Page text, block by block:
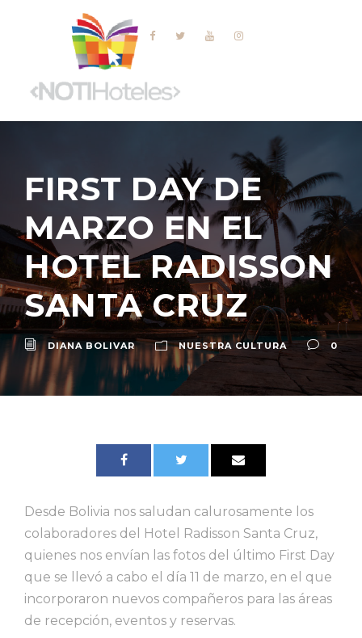
FIRST DAY DE
MARZO EN EL
HOTEL RADISSON
SANTA CRUZ
DIANA BOLIVAR NUESTRA CULTURA 0
Desde Bolivia nos saludan calurosamente los
colaboradores del Hotel Radisson Santa Cruz,
quienes nos envían las fotos del último First Day
que se llevó a cabo el día 11 de marzo, en el que
incorporaron nuevos compañeros para las áreas
de recepción, eventos y reservas.